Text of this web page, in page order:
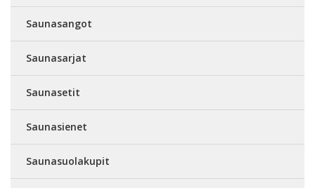
Saunasangot
Saunasarjat
Saunasetit
Saunasienet
Saunasuolakupit